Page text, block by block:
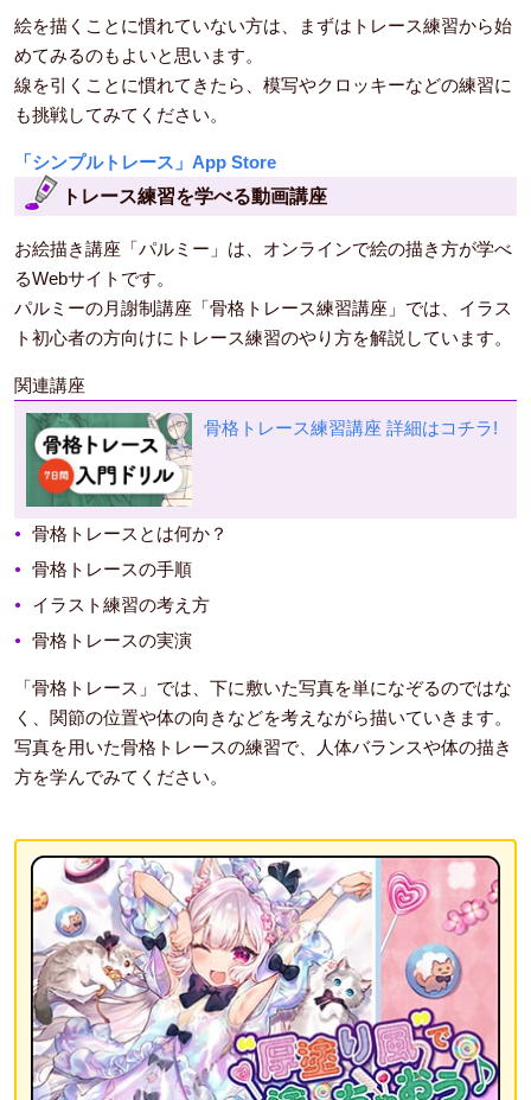
絵を描くことに慣れていない方は、まずはトレース練習から始
めてみるのもよいと思います。
線を引くことに慣れてきたら、模写やクロッキーなどの練習に
も挑戦してみてください。
「シンプルトレース」App Store
トレース練習を学べる動画講座
お絵描き講座「パルミー」は、オンラインで絵の描き方が学べ
るWebサイトです。
パルミーの月謝制講座「骨格トレース練習講座」では、イラス
ト初心者の方向けにトレース練習のやり方を解説しています。
関連講座
骨格トレース練習講座 詳細はコチラ!
骨格トレースとは何か？
骨格トレースの手順
イラスト練習の考え方
骨格トレースの実演
「骨格トレース」では、下に敷いた写真を単になぞるのではな
く、関節の位置や体の向きなどを考えながら描いていきます。
写真を用いた骨格トレースの練習で、人体バランスや体の描き
方を学んでみてください。